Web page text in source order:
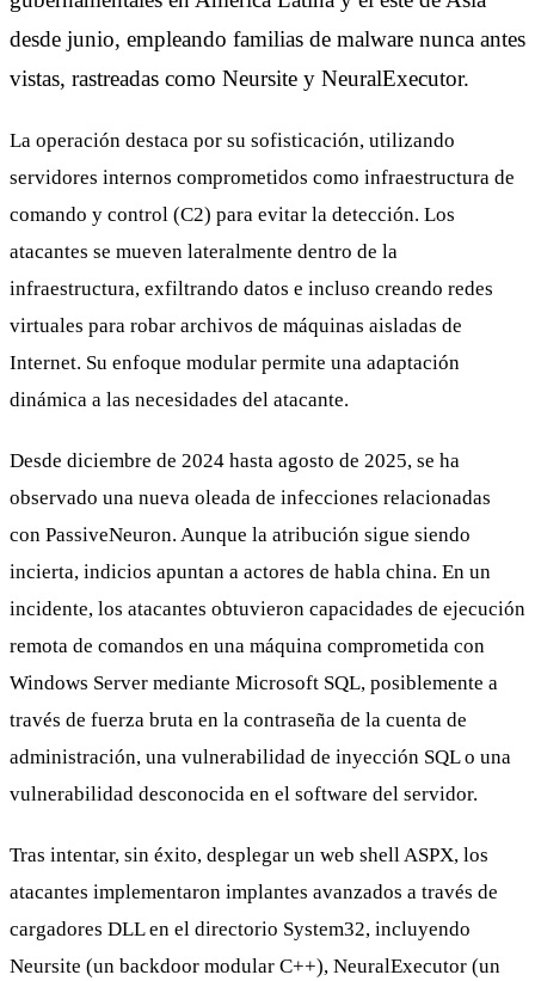
desde junio, empleando familias de malware nunca antes
vistas, rastreadas como Neursite y NeuralExecutor.
La operación destaca por su sofisticación, utilizando
servidores internos comprometidos como infraestructura de
comando y control (C2) para evitar la detección. Los
atacantes se mueven lateralmente dentro de la
infraestructura, exfiltrando datos e incluso creando redes
virtuales para robar archivos de máquinas aisladas de
Internet. Su enfoque modular permite una adaptación
dinámica a las necesidades del atacante.
Desde diciembre de 2024 hasta agosto de 2025, se ha
observado una nueva oleada de infecciones relacionadas
con PassiveNeuron. Aunque la atribución sigue siendo
incierta, indicios apuntan a actores de habla china. En un
incidente, los atacantes obtuvieron capacidades de ejecución
remota de comandos en una máquina comprometida con
Windows Server mediante Microsoft SQL, posiblemente a
través de fuerza bruta en la contraseña de la cuenta de
administración, una vulnerabilidad de inyección SQL o una
vulnerabilidad desconocida en el software del servidor.
Tras intentar, sin éxito, desplegar un web shell ASPX, los
atacantes implementaron implantes avanzados a través de
cargadores DLL en el directorio System32, incluyendo
Neursite (un backdoor modular C++), NeuralExecutor (un